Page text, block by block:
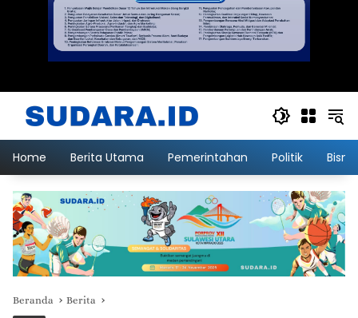
Home Berita Utama Pemerintahan Politik
Beranda Berita